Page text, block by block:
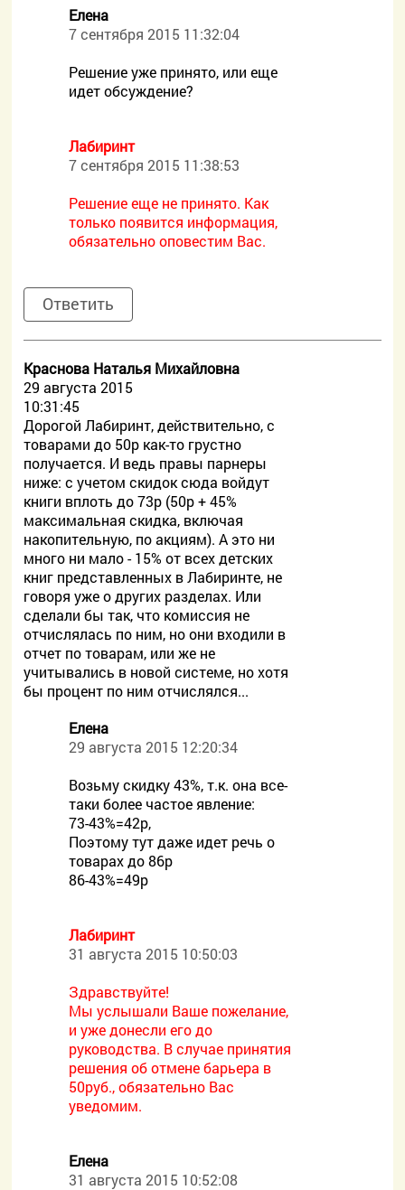
Елена
7 сентября 2015 11:32:04
Решение уже принято, или еще
идет обсуждение?
Лабиринт
7 сентября 2015 11:38:53
Решение еще не принято. Как
только появится информация,
обязательно оповестим Вас.
Ответить
Краснова Наталья Михайловна
29 августа 2015
10:31:45
Дорогой Лабиринт, действительно, с
товарами до 50р как-то грустно
получается. И ведь правы парнеры
ниже: с учетом скидок сюда войдут
книги вплоть до 73р (50р + 45%
максимальная скидка, включая
накопительную, по акциям). А это ни
много ни мало - 15% от всех детских
книг представленных в Лабиринте, не
говоря уже о других разделах. Или
сделали бы так, что комиссия не
отчислялась по ним, но они входили в
отчет по товарам, или же не
учитывались в новой системе, но хотя
бы процент по ним отчислялся...
Елена
29 августа 2015 12:20:34
Возьму скидку 43%, т.к. она все-
таки более частое явление:
73-43%=42р,
Поэтому тут даже идет речь о
товарах до 86р
86-43%=49р
Лабиринт
31 августа 2015 10:50:03
Здравствуйте!
Мы услышали Ваше пожелание,
и уже донесли его до
руководства. В случае принятия
решения об отмене барьера в
50руб., обязательно Вас
уведомим.
Елена
31 августа 2015 10:52:08